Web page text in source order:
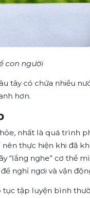
con người
tây có chứa nhiều
hơn.
nhất là quá trình
thực hiện khi đã
“lắng nghe” cơ thể
nghỉ ngơi và vận
tục tập luyện bình